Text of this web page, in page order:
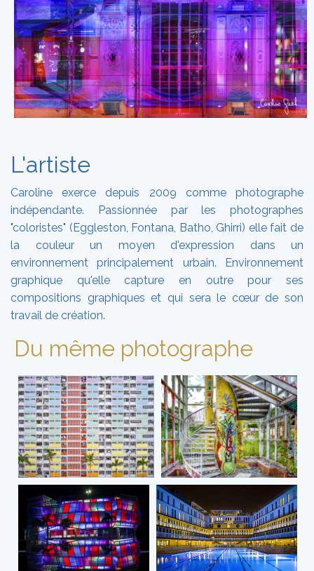
L'artiste
Caroline exerce depuis 2009 comme photographe
indépendante. Passionnée par les photographes
"coloristes" (Eggleston, Fontana, Batho, Ghirri) elle fait de
la couleur un moyen d'expression dans un
environnement principalement urbain. Environnement
graphique qu'elle capture en outre pour ses
compositions graphiques et qui sera le cœur de son
travail de création.
Du même photographe